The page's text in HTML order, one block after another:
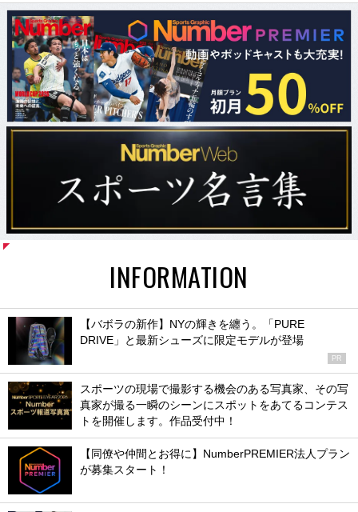
INFORMATION
【バボラの新作】NYの輝きを纏う。「PURE
DRIVE」と最新シューズに限定モデルが登場
PR
スポーツの現場で撮影する機会のある写真家、その写
真家が撮る一瞬のシーンにスポットをあてるコンテス
トを開催します。作品受付中！
【同僚や仲間とお得に】NumberPREMIER法人プラン
が募集スタート！